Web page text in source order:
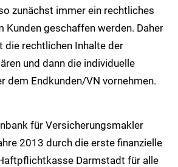
zunächst immer ein rechtliches
Kunden geschaffen werden. Daher
die rechtlichen Inhalte der
und dann die individuelle
dem Endkunden/VN vornehmen.
für Versicherungsmakler
2013 durch die erste finanzielle
Darmstadt für alle